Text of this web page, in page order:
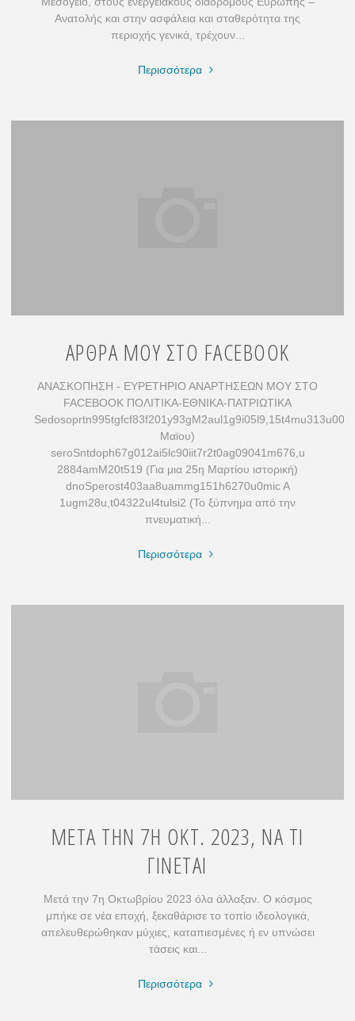
Ανατολής και στην ασφάλεια και σταθερότητα της
περιοχής γενικά, τρέχουν...
Περισσότερα "Η
ΑΡΘΡΑ ΜΟΥ ΣΤΟ FACEBOOK
ΑΝΑΣΚΟΠΗΣΗ - ΕΥΡΕΤΗΡΙΟ ΑΝΑΡΤΗΣΕΩΝ ΜΟΥ ΣΤΟ
FACEBOOK ΠΟΛΙΤΙΚΑ-ΕΘΝΙΚΑ-ΠΑΤΡΙΩΤΙΚΑ
Μαϊου)
seroSntdoph67g012ai5lc90iit7r2t0ag09041m676,u
2884amM20t519 (Για μια 25η Μαρτίου ιστορική)
dnoSperost403aa8uammg151h6270u0mic A
1ugm28u,t04322ul4tulsi2 (Το ξύπνημα από την
πνευματική...
Περισσότερα "ΑΡΘΡΑ
ΜΕΤΑ ΤΗΝ 7Η ΟΚΤ. 2023, ΝΑ ΤΙ
ΓΙΝΕΤΑΙ
Μετά την 7η Οκτωβρίου 2023 όλα άλλαξαν. Ο κόσμος
μπήκε σε νέα εποχή, ξεκαθάρισε το τοπίο ιδεολογικά,
απελευθερώθηκαν μύχιες, καταπιεσμένες ή εν υπνώσει
τάσεις και...
Περισσότερα "ΜΕΤΑ